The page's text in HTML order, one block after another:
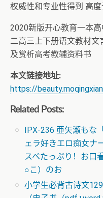
权威性和专业性得到 高
2020新版开心教育一本
二高三上下册语文教材
及赏析高考教辅资料书
本文链接地址:
https://
Related Posts:
IPX-236 亜矢瀬もな
ェラ好きエロ痴女ナ
スペたっぷり！お口
○こ）のお
小学生必背古诗文